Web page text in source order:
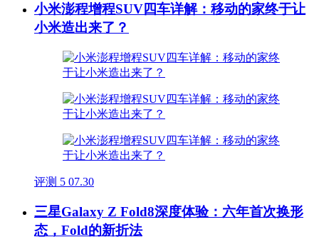
小米澎程增程SUV四车详解：移动的家终于让
小米造出来了？
评测 5 07.30
三星Galaxy Z Fold8深度体验：六年首次换形
态，Fold的新折法